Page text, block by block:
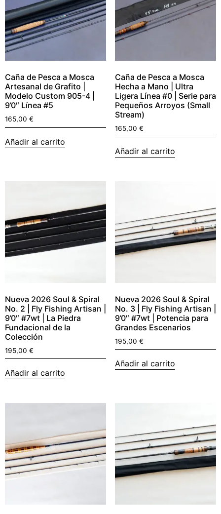
Caña de Pesca a Mosca
Artesanal de Grafito |
Modelo Custom 905-4 |
9’0″ Línea #5
165,00 €
Añadir al carrito
Caña de Pesca a Mosca
Hecha a Mano | Ultra
Ligera Línea #0 | Serie para
Pequeños Arroyos (Small
Stream)
165,00 €
Añadir al carrito
Nueva 2026 Soul & Spiral
No. 2 | Fly Fishing Artisan |
9’0″ #7wt | La Piedra
Fundacional de la
Colección
195,00 €
Añadir al carrito
Nueva 2026 Soul & Spiral
No. 3 | Fly Fishing Artisan |
9’0″ #7wt | Potencia para
Grandes Escenarios
195,00 €
Añadir al carrito